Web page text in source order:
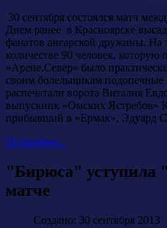
30 сентября состоялся матч
Днем ранее в Красноярске
фанатов ангарской дружины. На
количестве 90 человек, которую
«Арене.Север» было
своим болельщикам
распечатали ворота Виталия
выпускник «Омских Ястребов»
прибывший в «Ермак», Эдуард
Подробнее...
"Бирюса"
матче
Создано: 30 сентября 2013